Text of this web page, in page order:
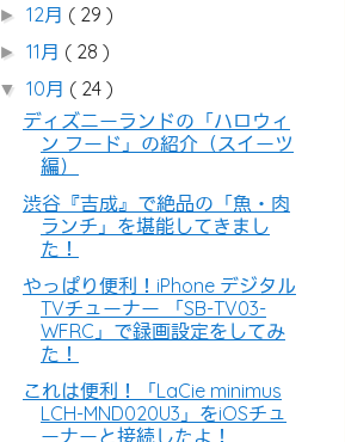
►12月 ( 29 )
►11月 ( 28 )
▼10月 ( 24 )
ディズニーランドの「ハロウィ
ン フード」の紹介（スイーツ
編）
渋谷『吉成』で絶品の「魚・肉
ランチ」を堪能してきまし
た！
やっぱり便利！iPhone デジタル
TVチューナー 「SB-TV03-
WFRC」で録画設定をしてみ
た！
これは便利！「LaCie minimus
LCH-MND020U3」をiOSチュ
ーナーと接続したよ！